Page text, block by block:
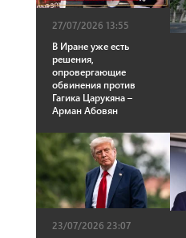
27/07/2026 13:55
В Иране уже есть
решения,
опровергающие
обвинения против
Гагика Царукяна –
Арман Абовян
23/07/2026 23:07